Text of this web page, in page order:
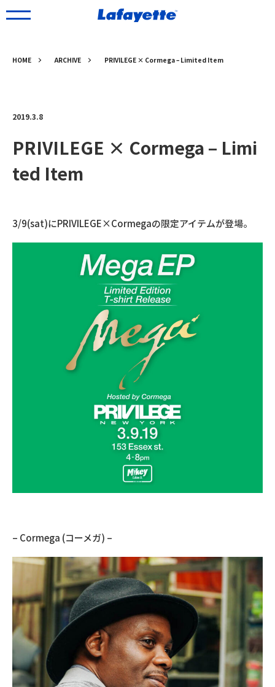
HOME ARCHIVE PRIVILEGE × Cormega – Limited Item
2019.3.8
PRIVILEGE × Cormega – Limi
ted Item
3/9(sat)にPRIVILEGE×Cormegaの限定アイテムが登場。
– Cormega (コーメガ) –